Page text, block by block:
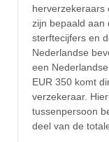
herverzekeraars
zijn bepaald aan
sterftecijfers en
Nederlandse
een
EUR 350 komt
verzekeraar.
tussenpersoon
deel van de